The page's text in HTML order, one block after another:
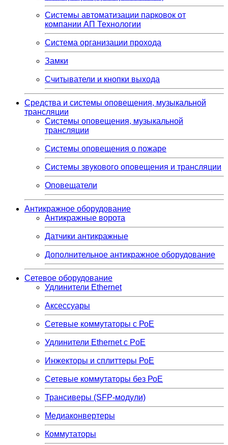
Системы автоматизации парковок от
компании АП Технологии
Система организации прохода
Замки
Считыватели и кнопки выхода
Средства и системы оповещения, музыкальной
трансляции
Системы оповещения, музыкальной
трансляции
Системы оповещения о пожаре
Системы звукового оповещения и трансляции
Оповещатели
Антикражное оборудование
Антикражные ворота
Датчики антикражные
Дополнительное антикражное оборудование
Сетевое оборудование
Удлинители Ethernet
Аксессуары
Сетевые коммутаторы с РоЕ
Удлинители Ethernet с PoE
Инжекторы и сплиттеры РоЕ
Сетевые коммутаторы без РоЕ
Трансиверы (SFP-модули)
Медиаконвертеры
Коммутаторы